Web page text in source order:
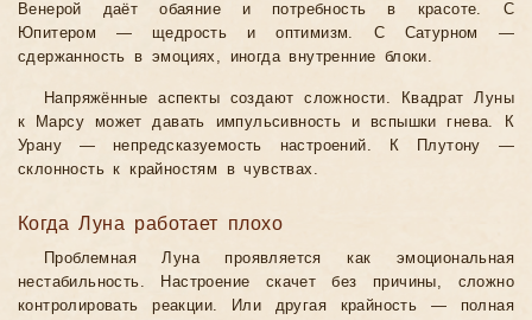
Венерой даёт обаяние и потребность в красоте. С
Юпитером — щедрость и оптимизм. С Сатурном —
сдержанность в эмоциях, иногда внутренние блоки.
Напряжённые аспекты создают сложности. Квадрат Луны
к Марсу может давать импульсивность и вспышки гнева. К
Урану — непредсказуемость настроений. К Плутону —
склонность к крайностям в чувствах.
Когда Луна работает плохо
Проблемная Луна проявляется как эмоциональная
нестабильность. Настроение скачет без причины, сложно
контролировать реакции. Или другая крайность — полная